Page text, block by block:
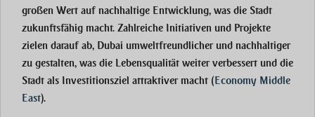
großen Wert auf nachhaltige Entwicklung, was die Stadt
zukunftsfähig macht. Zahlreiche Initiativen und Projekte
zielen darauf ab, Dubai umweltfreundlicher und nachhaltiger
zu gestalten, was die Lebensqualität weiter verbessert und die
Stadt als Investitionsziel attraktiver macht (Economy Middle
East).